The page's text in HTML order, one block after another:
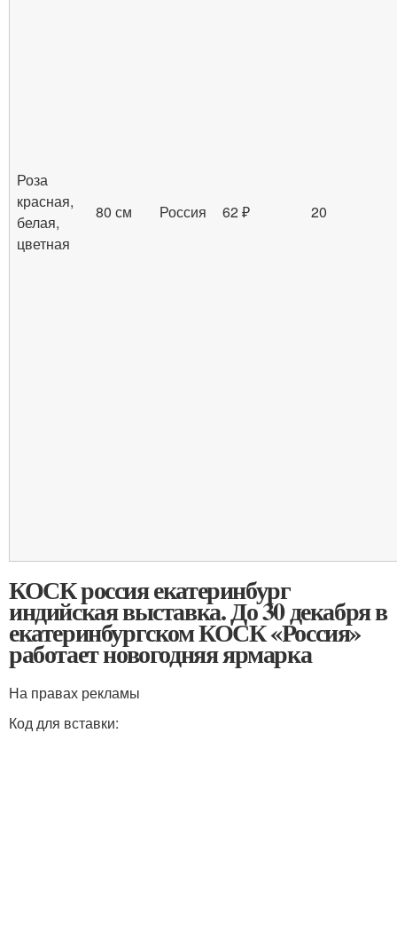
Роза
красная,
белая,
цветная
80 см Россия 62 ₽ 20
КОСК россия екатеринбург
индийская выставка. До 30 декабря в
екатеринбургском КОСК «Россия»
работает новогодняя ярмарка
На правах рекламы
Код для вставки: